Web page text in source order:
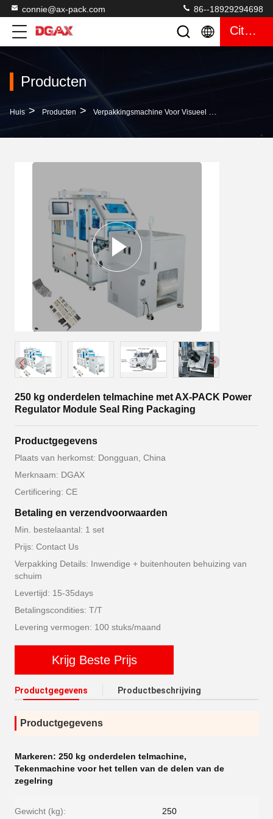
connie@ax-pack.com 86--18929294698
Citaat
Producten
Huis > Producten > Verpakkingsmachine Voor Visueel Tellen
250 kg onderdelen telmachine met AX-PACK Power
Regulator Module Seal Ring Packaging
Productgegevens
Plaats van herkomst: Dongguan, China
Merknaam: DGAX
Certificering: CE
Betaling en verzendvoorwaarden
Min. bestelaantal: 1 set
Prijs: Contact Us
Verpakking Details: Inwendige + buitenhouten behuizing van
schuim
Levertijd: 15-35days
Betalingscondities: T/T
Levering vermogen: 100 stuks/maand
Krijg Beste Prijs
Productgegevens Productbeschrijving
Productgegevens
Markeren: 250 kg onderdelen telmachine,
Tekenmachine voor het tellen van de delen van de
zegelring
Gewicht (kg): 250